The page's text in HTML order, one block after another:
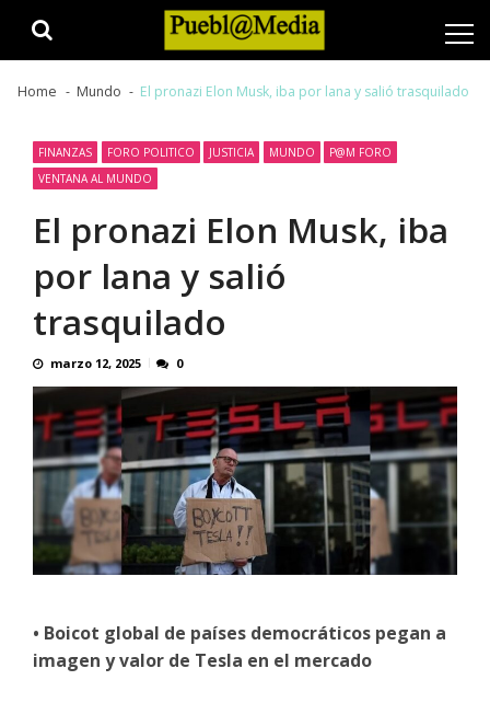
Home Mundo El pronazi Elon Musk, iba por lana y salió trasquilado
FINANZAS FORO POLITICO JUSTICIA MUNDO
P@M FORO
VENTANA AL MUNDO
El pronazi Elon Musk, iba
por lana y salió
trasquilado
marzo 12, 2025 0
• Boicot global de países democráticos pegan a
imagen y valor de Tesla en el mercado